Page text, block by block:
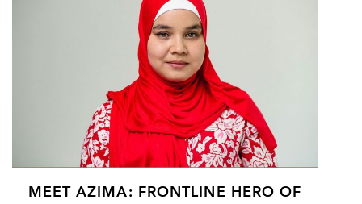
MEET AZIMA: FRONTLINE HERO OF